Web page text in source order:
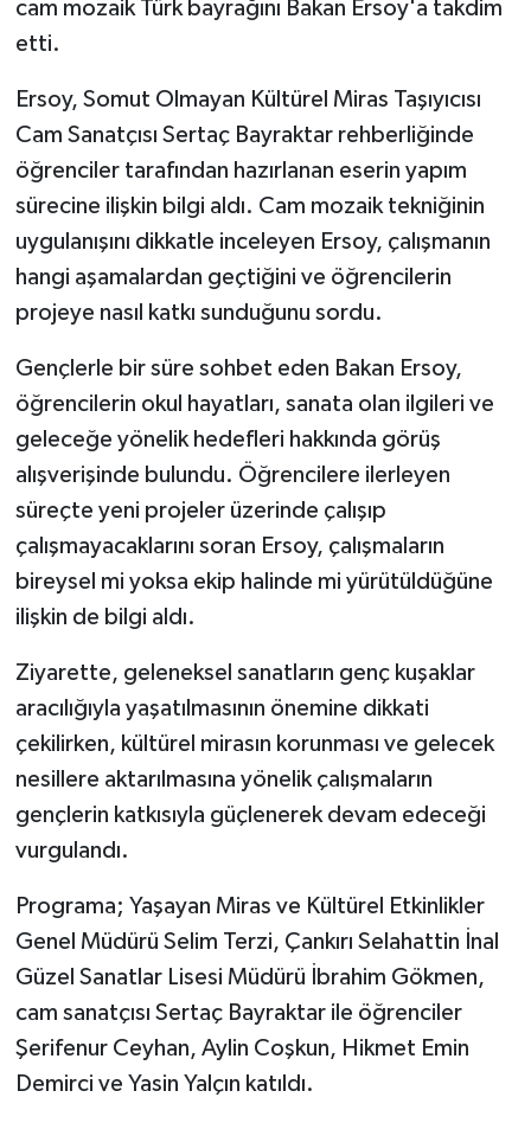
cam mozaik Türk bayrağını Bakan Ersoy'a takdim
etti.
Ersoy, Somut Olmayan Kültürel Miras Taşıyıcısı
Cam Sanatçısı Sertaç Bayraktar rehberliğinde
öğrenciler tarafından hazırlanan eserin yapım
sürecine ilişkin bilgi aldı. Cam mozaik tekniğinin
uygulanışını dikkatle inceleyen Ersoy, çalışmanın
hangi aşamalardan geçtiğini ve öğrencilerin
projeye nasıl katkı sunduğunu sordu.
Gençlerle bir süre sohbet eden Bakan Ersoy,
öğrencilerin okul hayatları, sanata olan ilgileri ve
geleceğe yönelik hedefleri hakkında görüş
alışverişinde bulundu. Öğrencilere ilerleyen
süreçte yeni projeler üzerinde çalışıp
çalışmayacaklarını soran Ersoy, çalışmaların
bireysel mi yoksa ekip halinde mi yürütüldüğüne
ilişkin de bilgi aldı.
Ziyarette, geleneksel sanatların genç kuşaklar
aracılığıyla yaşatılmasının önemine dikkati
çekilirken, kültürel mirasın korunması ve gelecek
nesillere aktarılmasına yönelik çalışmaların
gençlerin katkısıyla güçlenerek devam edeceği
vurgulandı.
Programa; Yaşayan Miras ve Kültürel Etkinlikler
Genel Müdürü Selim Terzi, Çankırı Selahattin İnal
Güzel Sanatlar Lisesi Müdürü İbrahim Gökmen,
cam sanatçısı Sertaç Bayraktar ile öğrenciler
Şerifenur Ceyhan, Aylin Coşkun, Hikmet Emin
Demirci ve Yasin Yalçın katıldı.